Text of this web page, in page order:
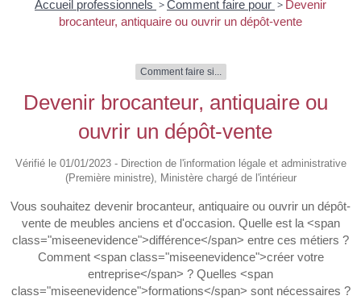
Accueil professionnels >Comment faire pour > Devenir
brocanteur, antiquaire ou ouvrir un dépôt-vente
Comment faire si...
Devenir brocanteur, antiquaire ou
ouvrir un dépôt-vente
Vérifié le 01/01/2023 - Direction de l'information légale et administrative
(Première ministre), Ministère chargé de l'intérieur
Vous souhaitez devenir brocanteur, antiquaire ou ouvrir un dépôt-
vente de meubles anciens et d'occasion. Quelle est la <span
class="miseenevidence">différence</span> entre ces métiers ?
Comment <span class="miseenevidence">créer votre
entreprise</span> ? Quelles <span
class="miseenevidence">formations</span> sont nécessaires ?